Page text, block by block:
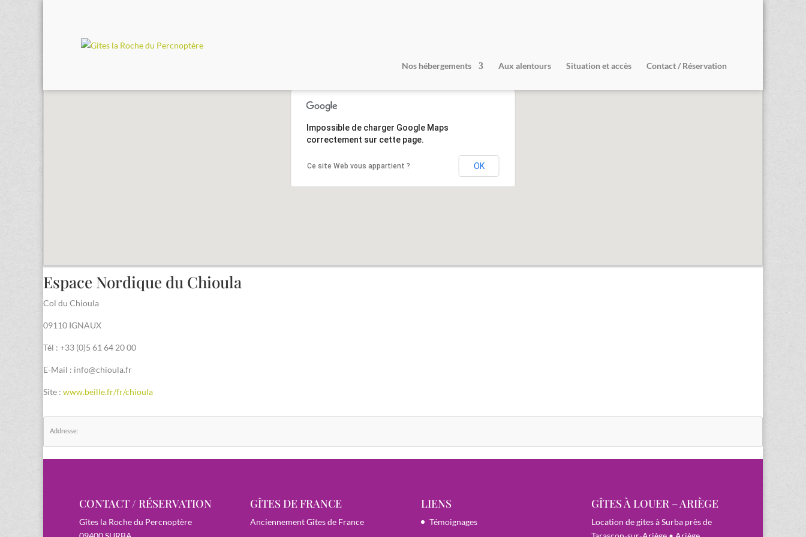
Nos hébergements Aux alentours Situation et accès Contact / Réservation
Gîte la Roche : Meublé de tourisme classé 3 étoiles ★ ★ ★
Impossible de charger Google Maps
correctement sur cette page.
Ce site Web vous appartient ? OK
Espace Nordique du Chioula
Col du Chioula
09110 IGNAUX
Tél : +33 (0)5 61 64 20 00
E-Mail : info@chioula.fr
Site : www.beille.fr/fr/chioula
Addresse:
CONTACT / RÉSERVATION
Gîtes la Roche du Percnoptère
GÎTES DE FRANCE
Anciennement Gîtes de France
LIENS
Témoignages
GÎTES À LOUER – ARIÈGE
Location de gites à Surba près de